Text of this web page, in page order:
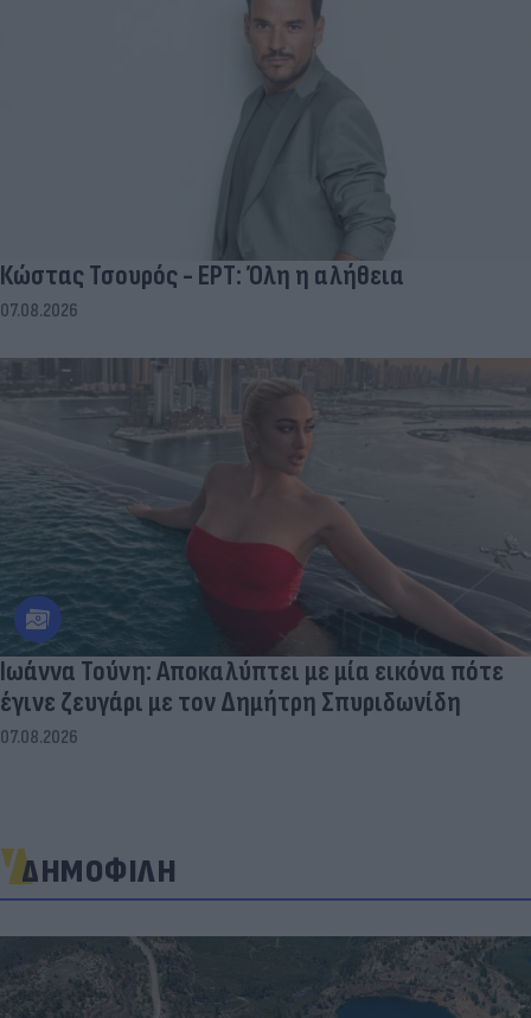
Κώστας Τσουρός - ΕΡΤ: Όλη η αλήθεια
07.08.2026
Ιωάννα Τούνη: Αποκαλύπτει με μία εικόνα πότε
έγινε ζευγάρι με τον Δημήτρη Σπυριδωνίδη
07.08.2026
ΔΗΜΟΦΙΛΗ